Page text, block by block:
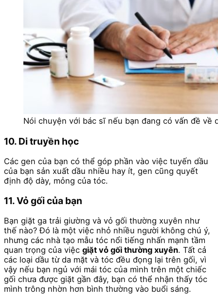
Nói chuyện với bác sĩ nếu bạn đang có vấn đề về
10. Di truyền học
Các gen của bạn có thể góp phần vào việc tuyến dầu
của bạn sản xuất dầu nhiều hay ít, gen cũng quyết
định độ dày, mỏng của tóc.
11. Vỏ gối của bạn
Bạn giặt ga trải giường và vỏ gối thường xuyên như
thế nào? Đó là một việc nhỏ nhiều người không chú ý,
nhưng các nhà tạo mẫu tóc nổi tiếng nhấn mạnh tầm
quan trọng của việc giặt vỏ gối thường xuyên. Tất cả
các loại dầu từ da mặt và tóc đều đọng lại trên gối, vì
vậy nếu bạn ngủ với mái tóc của mình trên một chiếc
gối chưa được giặt gần đây, bạn có thể nhận thấy tóc
mình trông nhờn hơn bình thường vào buổi sáng.